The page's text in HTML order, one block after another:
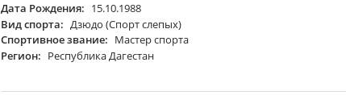
Дата Рождения: 15.10.1988
Вид спорта: Дзюдо (Спорт слепых)
Спортивное звание: Мастер спорта
Регион: Республика Дагестан